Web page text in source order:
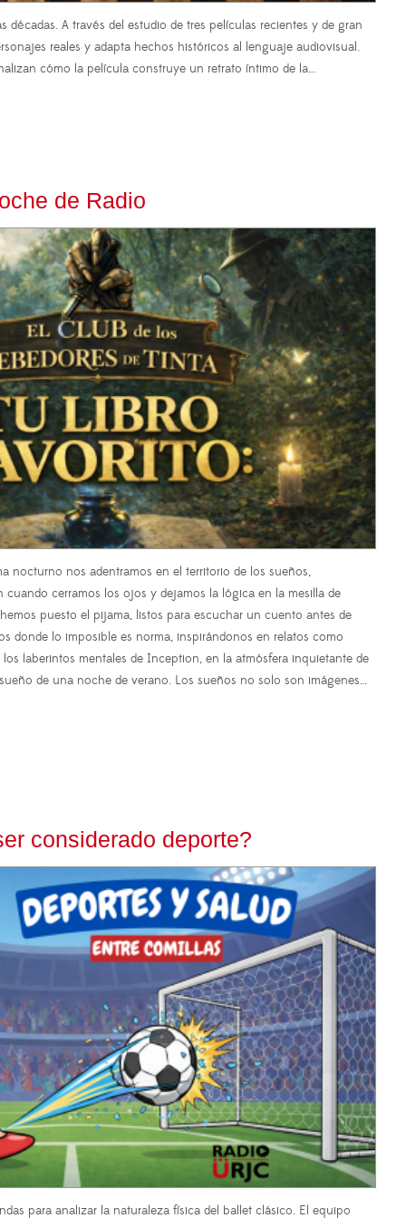
A través del estudio de tres películas recientes y de gran
reales y adapta hechos históricos al lenguaje audiovisual.
cómo la película construye un retrato íntimo de la…
de Radio
nocturno nos adentramos en el territorio de los sueños,
cuando cerramos los ojos y dejamos la lógica en la mesilla de
puesto el pijama, listos para escuchar un cuento antes de
donde lo imposible es norma, inspirándonos en relatos como
laberintos mentales de Inception, en la atmósfera inquietante de
de una noche de verano. Los sueños no solo son imágenes…
considerado deporte?
para analizar la naturaleza física del ballet clásico. El equipo